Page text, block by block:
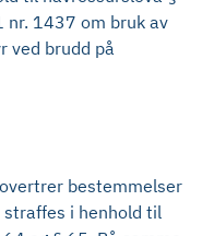
1437 om bruk av
ved brudd på
bestemmelser
i henhold til